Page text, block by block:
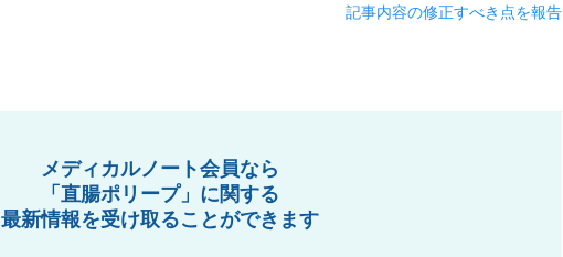
記事内容の修正すべき点を報告
メディカルノート会員なら
「直腸ポリープ」に関する
最新情報を受け取ることができます